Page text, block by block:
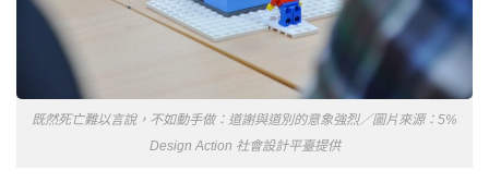
既然死亡難以言說，不如動手做：道謝與道別的意象強烈／圖片來源：5%
Design Action 社會設計平臺提供